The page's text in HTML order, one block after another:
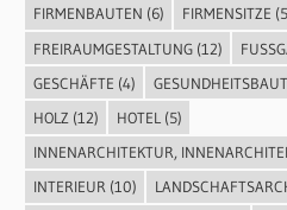
FIRMENBAUTEN (6) FIRMENSITZE
FREIRAUMGESTALTUNG(12)
GESCHÄFTE (4)
HOLZ (12) HOTEL (5)
INNENARCHITEKTUR,
INTERIEUR(10)